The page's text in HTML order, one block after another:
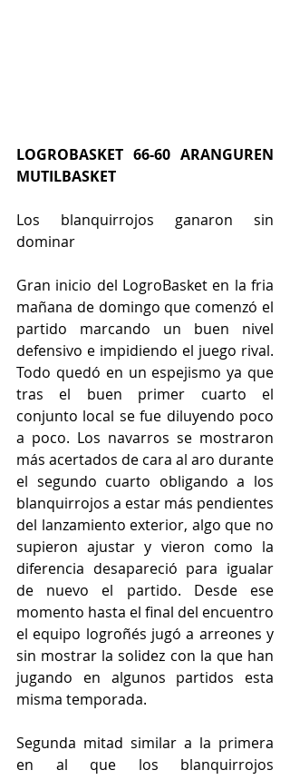
LOGROBASKET 66-60 ARANGUREN
MUTILBASKET
Los blanquirrojos ganaron sin
dominar
Gran inicio del LogroBasket en la fria
mañana de domingo que comenzó el
partido marcando un buen nivel
defensivo e impidiendo el juego rival.
Todo quedó en un espejismo ya que
tras el buen primer cuarto el
conjunto local se fue diluyendo poco
a poco. Los navarros se mostraron
más acertados de cara al aro durante
el segundo cuarto obligando a los
blanquirrojos a estar más pendientes
del lanzamiento exterior, algo que no
supieron ajustar y vieron como la
diferencia desapareció para igualar
de nuevo el partido. Desde ese
momento hasta el final del encuentro
el equipo logroñés jugó a arreones y
sin mostrar la solidez con la que han
jugando en algunos partidos esta
misma temporada.
Segunda mitad similar a la primera
en al que los blanquirrojos